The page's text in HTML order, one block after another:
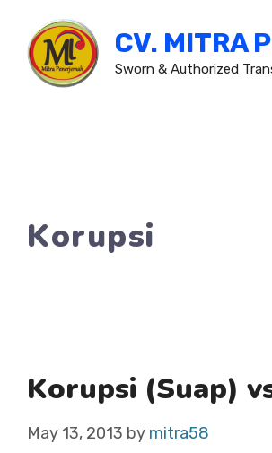
content
CV. MITRA
Sworn & Authorized
Korupsi
Korupsi (Suap)
May 13, 2013 by mitra58